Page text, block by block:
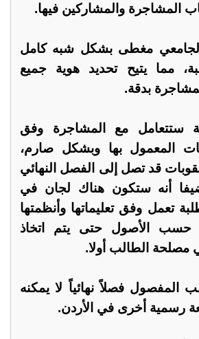
المشاجرة والمشاركين فيها.
مغطى بشكل شبه كامل
مما يتيح تحديد هوية جميع
بدقة.
ستتعامل مع المشاجرة وفق
المعمول بها وبشكل صارم،
قد تصل إلى الفصل النهائي
أنه ستكون هناك لجان في
تعمل وفق تعليماتها وأنظمتها
حسب الأصول حتى يتم اتخاذ
مصلحة الطالب أولا.
المفصول فصلاً نهائياً لا يمكنه
رسمية أخرى في الأردن.